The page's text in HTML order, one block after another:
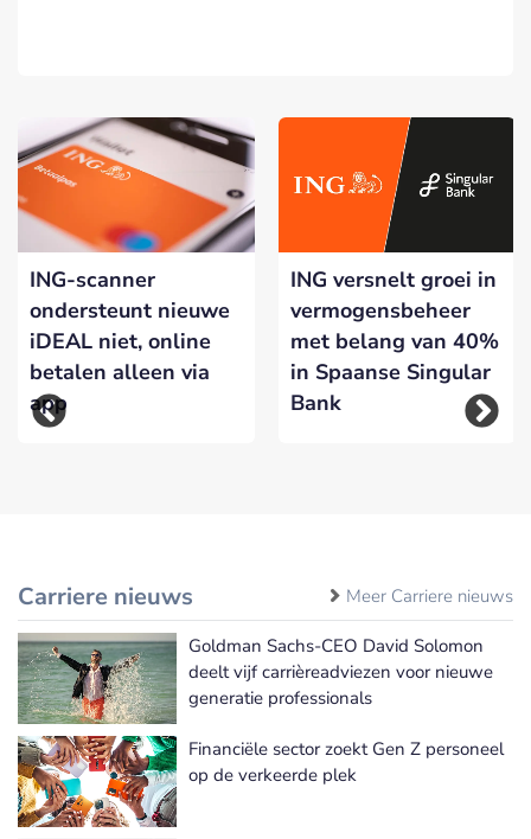
ING-scanner
ondersteunt nieuwe
iDEAL niet, online
betalen alleen via
app
ING versnelt groei in
vermogensbeheer
met belang van 40%
in Spaanse Singular
Bank
Carriere nieuws Meer Carriere nieuws
Goldman Sachs-CEO David Solomon
deelt vijf carrièreadviezen voor nieuwe
generatie professionals
Financiële sector zoekt Gen Z personeel
op de verkeerde plek